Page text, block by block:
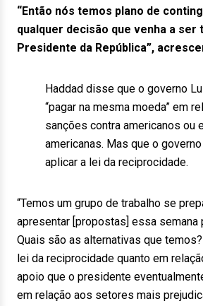
“Então nós temos plano de
qualquer decisão que venha a ser
Presidente da República”,
Haddad disse que o governo
“pagar na mesma moeda” em
sanções contra americanos ou
americanas. Mas que o
aplicar a lei da reciprocidade.
“Temos um grupo de trabalho se
apresentar [propostas] essa semana
Quais são as alternativas que
lei da reciprocidade quanto em
apoio que o presidente
em relação aos setores mais